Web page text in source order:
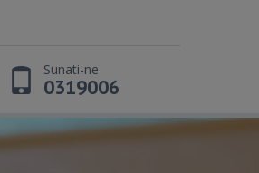
Sunati-ne
0319006